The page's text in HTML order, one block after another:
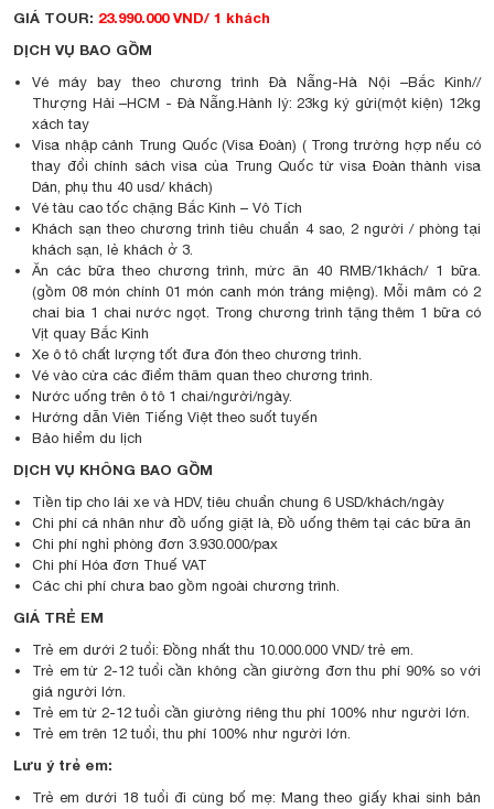
GIÁ TOUR: 23.990.000 VND/ 1 khách
DỊCH VỤ BAO GỒM
Vé máy bay theo chương trình Đà Nẵng-Hà Nội –Bắc Kinh//
Thượng Hải –HCM - Đà Nẵng.Hành lý: 23kg ký gửi(một kiện) 12kg
xách tay
Visa nhập cảnh Trung Quốc (Visa Đoàn) ( Trong trường hợp nếu có
thay đổi chính sách visa của Trung Quốc từ visa Đoàn thành visa
Dán, phụ thu 40 usd/ khách)
Vé tàu cao tốc chặng Bắc Kinh – Vô Tích
Khách sạn theo chương trình tiêu chuẩn 4 sao, 2 người / phòng tại
khách sạn, lẻ khách ở 3.
Ăn các bữa theo chương trình, mức ăn 40 RMB/1khách/ 1 bữa.
(gồm 08 món chính 01 món canh món tráng miệng). Mỗi mâm có 2
chai bia 1 chai nước ngọt. Trong chương trình tặng thêm 1 bữa có
Vịt quay Bắc Kinh
Xe ô tô chất lượng tốt đưa đón theo chương trình.
Vé vào cửa các điểm thăm quan theo chương trình.
Nước uống trên ô tô 1 chai/người/ngày.
Hướng dẫn Viên Tiếng Việt theo suốt tuyến
Bảo hiểm du lịch
DỊCH VỤ KHÔNG BAO GỒM
Tiền tip cho lái xe và HDV, tiêu chuẩn chung 6 USD/khách/ngày
Chi phí cá nhân như đồ uống giặt là, Đồ uống thêm tại các bữa ăn
Chi phí nghỉ phòng đơn 3.930.000/pax
Chi phí Hóa đơn Thuế VAT
Các chi phí chưa bao gồm ngoài chương trình.
GIÁ TRẺ EM
Trẻ em dưới 2 tuổi: Đồng nhất thu 10.000.000 VND/ trẻ em.
Trẻ em từ 2-12 tuổi cần không cần giường đơn thu phí 90% so với
giá người lớn.
Trẻ em từ 2-12 tuổi cần giường riêng thu phí 100% như người lớn.
Trẻ em trên 12 tuổi, thu phí 100% như người lớn.
Lưu ý trẻ em:
Trẻ em dưới 18 tuổi đi cùng bố mẹ: Mang theo giấy khai sinh bản